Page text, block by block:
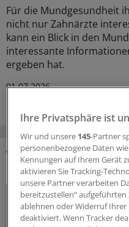
Für die Mundgesundheit
nicht nur Zahnärzte
kann ein Blick in den
interessante
ergeben hat.
01.07.2026
DAS KÖNNTE SIE
Ihre Privatsphäre ist
Wir und unsere 145-Partner
personenbezogene Daten
Kennungen auf Ihrem Gerät
aktivieren Sie Tracking-
unsere Partner verarbeiten
bereitzustellen“ aufgeführten
ablehnen oder Widerruf Ihrer
deaktiviert. Wenn Tracker